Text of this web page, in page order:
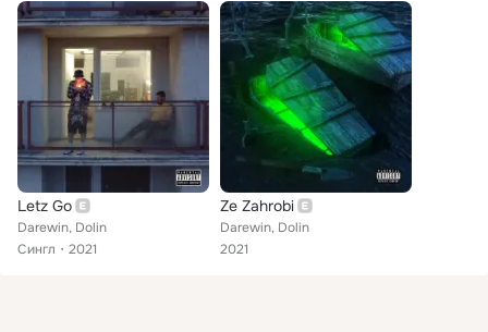
Letz Go
Darewin, Dolin
Сингл
2021
Ze Zahrobi
Darewin, Dolin
2021